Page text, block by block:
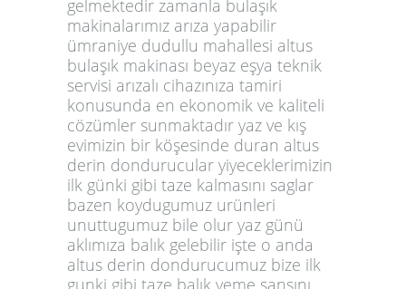
gelmektedir zamanla bulaşık
makinalarımız arıza yapabilir
ümraniye dudullu mahallesi altus
bulaşık makinası beyaz eşya teknik
servisi arızalı cihazınıza tamiri
konusunda en ekonomik ve kaliteli
cözümler sunmaktadır yaz ve kış
evimizin bir köşesinde duran altus
derin dondurucular yiyeceklerimizin
ilk günki gibi taze kalmasını saglar
bazen koydugumuz urünleri
unuttugumuz bile olur yaz günü
aklımıza balık gelebilir işte o anda
altus derin dondurucumuz bize ilk
gunki gibi taze balık yeme şansını